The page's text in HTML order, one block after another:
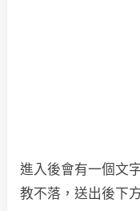
進入後會有一個文
教不落，送出後下